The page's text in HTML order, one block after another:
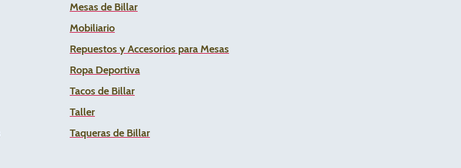
Mesas de Billar
Mobiliario
Repuestos y Accesorios para Mesas
Ropa Deportiva
Tacos de Billar
Taller
Taqueras de Billar